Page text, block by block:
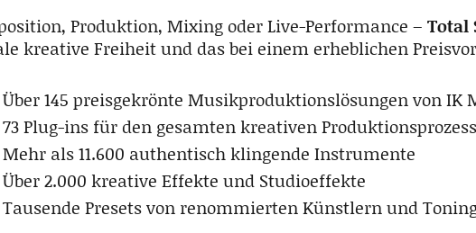
Produktion, Mixing oder Live-Performance – Total
kreative Freiheit und das bei einem erheblichen
Über 145 preisgekrönte Musikproduktionslösungen von
73 Plug-ins für den gesamten kreativen Produktionsprozess
Mehr als 11.600 authentisch klingende Instrumente
Über 2.000 kreative Effekte und Studioeffekte
Tausende Presets von renommierten Künstlern und